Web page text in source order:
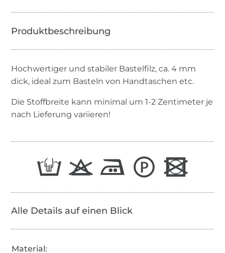
Hochwertiger und stabiler Bastelfilz, ca. 4 mm
dick, ideal zum Basteln von Handtaschen etc.
Die Stoffbreite kann minimal um 1-2 Zentimeter je
nach Lieferung variieren!
Alle Details auf einen Blick
Material: